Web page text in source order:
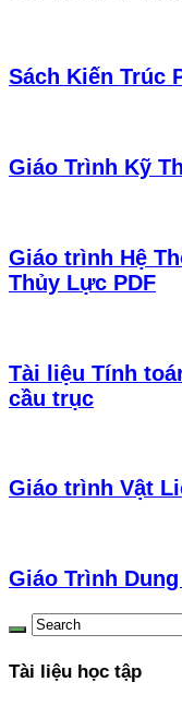
Sách Kiến Trúc
Giáo Trình Kỹ
Giáo trình Hệ
Thủy Lực PDF
Tài liệu Tính
cầu trục
Giáo trình Vật
Giáo Trình
Tài liệu học tập